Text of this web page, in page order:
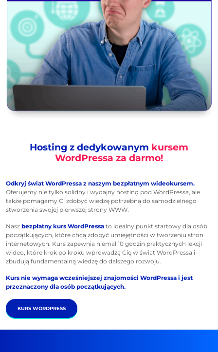
Hosting z dedykowanym kursem
WordPressa za darmo!
Odkryj świat WordPressa z naszym bezpłatnym wideokursem.
Oferujemy nie tylko solidny i wydajny hosting pod WordPressa, ale
także pomagamy Ci zdobyć wiedzę potrzebną do samodzielnego
stworzenia swojej pierwszej strony WWW.
Nasz bezpłatny kurs WordPressa to idealny punkt startowy dla osób
początkujących, które chcą zdobyć umiejętności w tworzeniu stron
internetowych. Kurs zapewnia niemal 10 godzin praktycznych lekcji
wideo, które krok po kroku wprowadzą Cię w świat WordPressa i
zbudują fundamentalną wiedzę do dalszego rozwoju.
Kurs nie wymaga wcześniejszej znajomości WordPressa i jest
przeznaczony dla osób początkujących.
KURS WORDPRESS